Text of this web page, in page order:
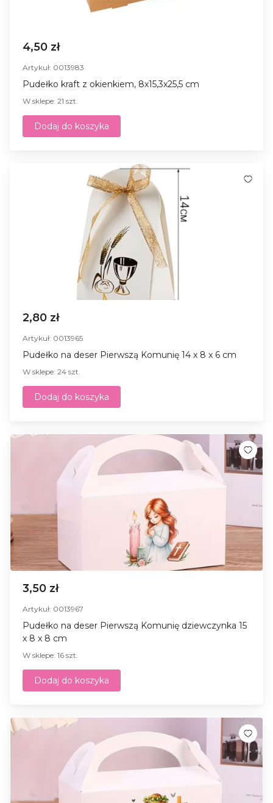
4,50 zł
Artykuł: 0013983
Pudełko kraft z okienkiem, 8x15,3x25,5 cm
W sklepe: 21 szt.
Dodaj do koszyka
2,80 zł
Artykuł: 0013965
Pudełko na deser Pierwszą Komunię 14 x 8 x 6 cm
W sklepe: 24 szt.
Dodaj do koszyka
3,50 zł
Artykuł: 0013967
Pudełko na deser Pierwszą Komunię dziewczynka 15
x 8 x 8 cm
W sklepe: 16 szt.
Dodaj do koszyka